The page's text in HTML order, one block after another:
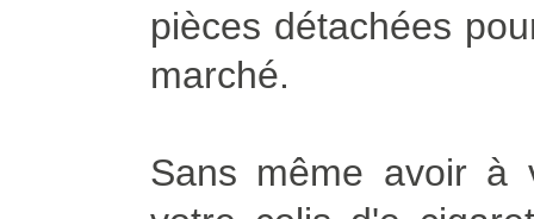
pièces détachées
marché.
Sans même avoir à